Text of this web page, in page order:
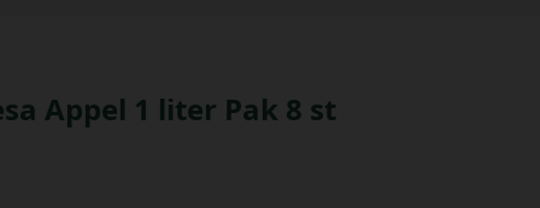
Appel 1 liter Pak 8 st